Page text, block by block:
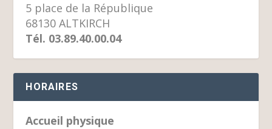
5 place de la République
68130 ALTKIRCH
Tél. 03.89.40.00.04
HORAIRES
Accueil physique